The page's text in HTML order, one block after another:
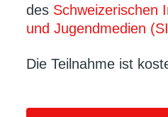
des Schweizerischen
und Jugendmedien
Die Teilnahme ist